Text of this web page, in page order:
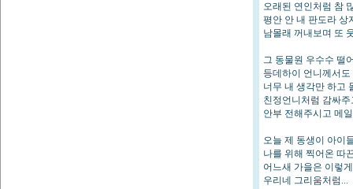
오래된 연인처럼 참
평안 안 내 판도라 상
남몰래 꺼내보며 또
그 동물원 우수수 떨
등데하이 언니께서
너무 내 생각만 하고
친정언니처럼 감싸
안부 전해주시고 메
오늘 제 동생이 아이
나를 위해 찍어온 따
어느새 가을은 이렇
우리네 그리움처럼...